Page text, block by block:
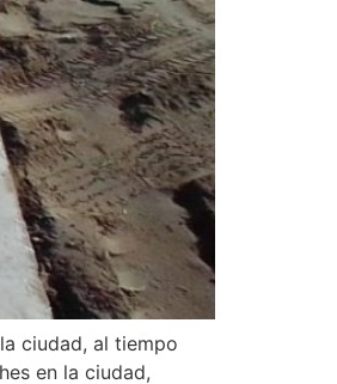
ciudad, al tiempo
en la ciudad,